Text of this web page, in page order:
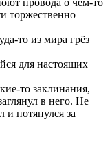
торжественно
то из мира грёз
для настоящих
то заклинания,
в него. Не
и потянулся за